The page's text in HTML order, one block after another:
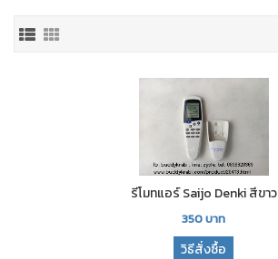
รีโมทแอร์ Saijo Denki สีขาว
350บาท
วิธีสั่งซื้อ